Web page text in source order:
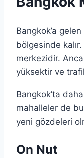
Bangkok’a
bölgesinde
merkezidir.
yüksektir ve
Bangkok’ta
mahalleler de
yeni gözdeleri
On Nut